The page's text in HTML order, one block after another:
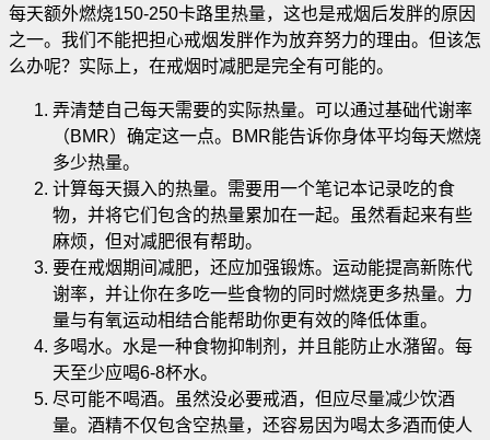
每天额外燃烧150-250卡路里热量，这也是戒烟后发胖的原因
之一。我们不能把担心戒烟发胖作为放弃努力的理由。但该怎
么办呢？实际上，在戒烟时减肥是完全有可能的。
弄清楚自己每天需要的实际热量。可以通过基础代谢率
（BMR）确定这一点。BMR能告诉你身体平均每天燃烧
多少热量。
计算每天摄入的热量。需要用一个笔记本记录吃的食
物，并将它们包含的热量累加在一起。虽然看起来有些
麻烦，但对减肥很有帮助。
要在戒烟期间减肥，还应加强锻炼。运动能提高新陈代
谢率，并让你在多吃一些食物的同时燃烧更多热量。力
量与有氧运动相结合能帮助你更有效的降低体重。
多喝水。水是一种食物抑制剂，并且能防止水潴留。每
天至少应喝6-8杯水。
尽可能不喝酒。虽然没必要戒酒，但应尽量减少饮酒
量。酒精不仅包含空热量，还容易因为喝太多酒而使人